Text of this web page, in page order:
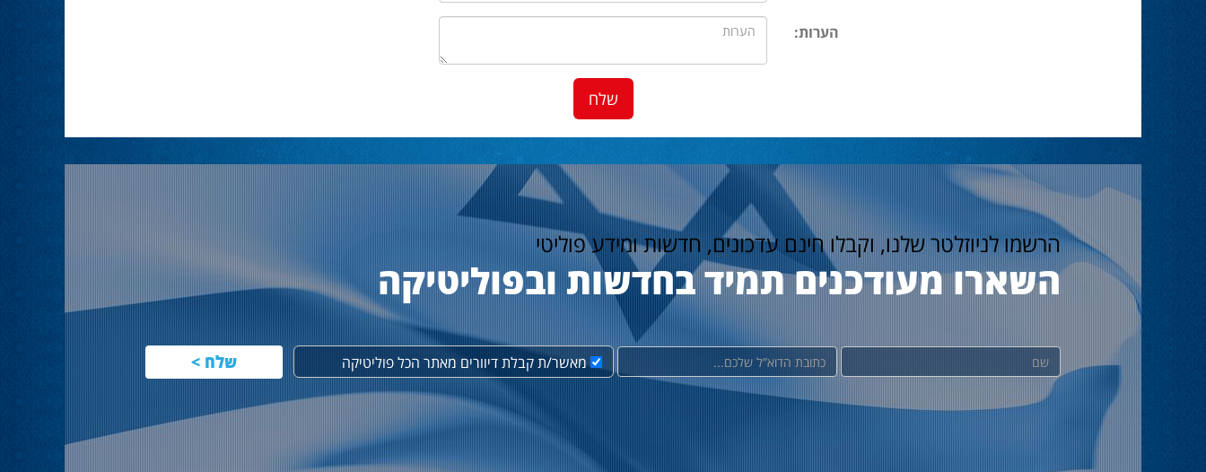
הערות:
הרשמו לניוזלטר שלנו, וקבלו חינם עדכונים, חדשות ומידע פוליטי
השארו מעודכנים תמיד בחדשות ובפוליטיקה
שם דוא"ל מאשר/ת קבלת דיוורים מאתר הכל פוליטיקה